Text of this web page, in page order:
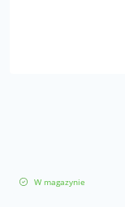
W magazynie